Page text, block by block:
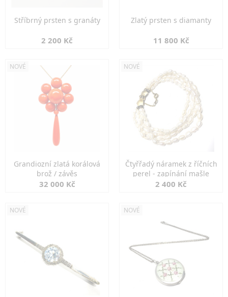
Stříbrný prsten s granáty
2 200 Kč
Zlatý prsten s diamanty
11 800 Kč
NOVÉ
Grandiozní zlatá korálová
brož / závěs
32 000 Kč
NOVÉ
Čtyřřadý náramek z říčních
perel - zapínání mašle
2 400 Kč
NOVÉ NOVÉ